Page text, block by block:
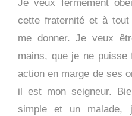
Je veux fermement
cette fraternité et à tout
me donner. Je veux
mains, que je ne
action en marge de ses
il est mon seigneur.
simple et un malade,